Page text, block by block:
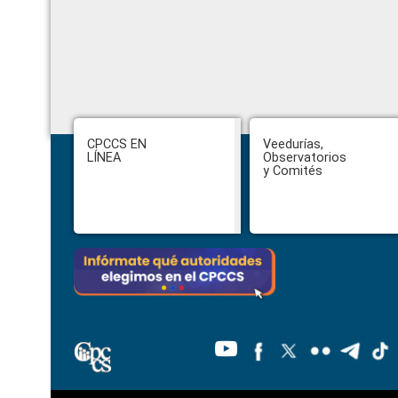
Footer
CPCCS EN
LÍNEA
Veedurías,
Observatorios
y Comités